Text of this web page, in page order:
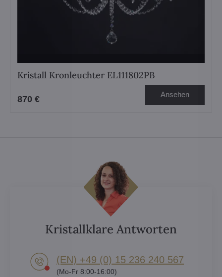
Kristall Kronleuchter EL111802PB
870 € Ansehen
Kristallklare Antworten
(EN) +49 (0) 15 236 240 567
(Mo-Fr 8:00-16:00)